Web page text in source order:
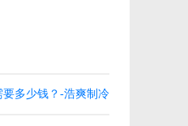
多少钱？-浩爽制冷